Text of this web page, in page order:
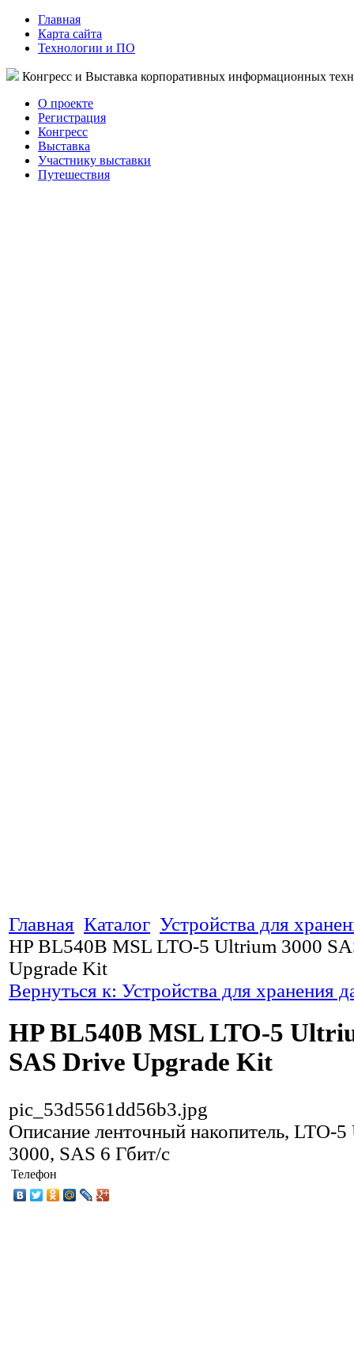
Главная
Карта сайта
Технологии и ПО
Конгресс и Выставка корпоративных информационных
О проекте
Регистрация
Конгресс
Выставка
Участнику выставки
Путешествия
Главная Каталог Устройства для
HP BL540B MSL LTO-5 Ultrium 3000
Upgrade Kit
Вернуться к: Устройства для хранения
HP BL540B MSL LTO-5
SAS Drive Upgrade Kit
pic_53d5561dd56b3.jpg
Описание ленточный накопитель, LTO-
3000, SAS 6 Гбит/с
Телефон